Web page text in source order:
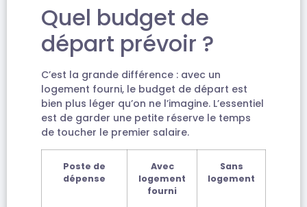
Quel budget de
départ prévoir ?
C’est la grande différence : avec un
logement fourni, le budget de départ est
bien plus léger qu’on ne l’imagine. L’essentiel
est de garder une petite réserve le temps
de toucher le premier salaire.
Poste de
dépense
Avec
logement
fourni
Sans
logement